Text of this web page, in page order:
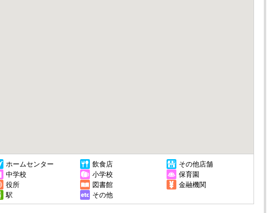
ホームセンター 飲食店
その他店舗
中学校 小学校
保育園
役所 図書館
金融機関
駅 その他